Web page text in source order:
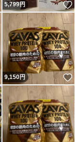
いいね！
5,799円
いいね！
9,150円